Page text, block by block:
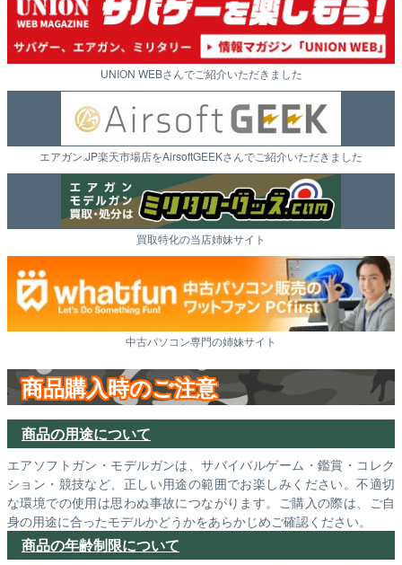
UNION WEBさんでご紹介いただきました
エアガン.JP楽天市場店をAirsoftGEEKさんでご紹介いただきました
買取特化の当店姉妹サイト
中古パソコン専門の姉妹サイト
商品購入時のご注意
商品の用途について
エアソフトガン・モデルガンは、サバイバルゲーム・鑑賞・コレク
ション・競技など、正しい用途の範囲でお楽しみください。不適切
な環境での使用は思わぬ事故につながります。ご購入の際は、ご自
身の用途に合ったモデルかどうかをあらかじめご確認ください。
商品の年齢制限について